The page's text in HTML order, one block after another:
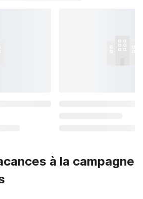
à la campagne